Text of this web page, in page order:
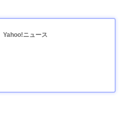
Yahoo!ニュース